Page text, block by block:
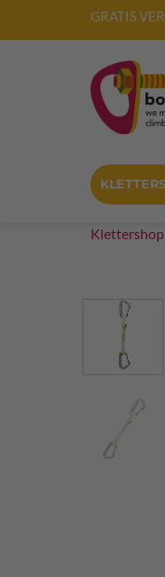
GRATIS
Klettershop